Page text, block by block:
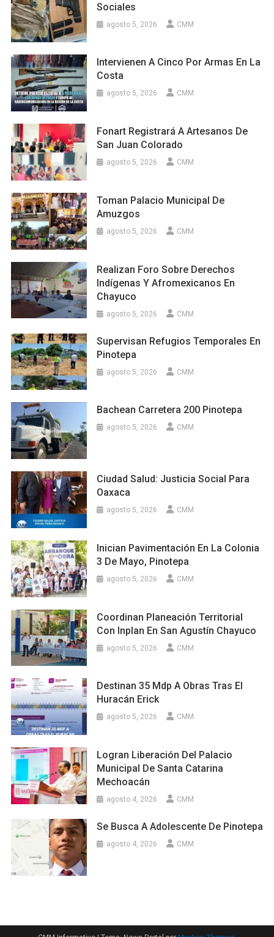
Sociales
agosto 5, 2026 CMM
Intervienen A Cinco Por Armas En La
Costa
agosto 5, 2026 CMM
Fonart Registrará A Artesanos De
San Juan Colorado
agosto 5, 2026 CMM
Toman Palacio Municipal De
Amuzgos
agosto 5, 2026 CMM
Realizan Foro Sobre Derechos
Indígenas Y Afromexicanos En
Chayuco
agosto 5, 2026 CMM
Supervisan Refugios Temporales En
Pinotepa
agosto 5, 2026 CMM
Bachean Carretera 200 Pinotepa
agosto 5, 2026 CMM
Ciudad Salud: Justicia Social Para
Oaxaca
agosto 5, 2026 CMM
Inician Pavimentación En La Colonia
3 De Mayo, Pinotepa
agosto 5, 2026 CMM
Coordinan Planeación Territorial
Con Inplan En San Agustín Chayuco
agosto 5, 2026 CMM
Destinan 35 Mdp A Obras Tras El
Huracán Erick
agosto 5, 2026 CMM
Logran Liberación Del Palacio
Municipal De Santa Catarina
Mechoacán
agosto 4, 2026 CMM
Se Busca A Adolescente De Pinotepa
agosto 4, 2026 CMM